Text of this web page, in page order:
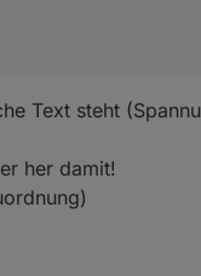
Text steht
her damit!